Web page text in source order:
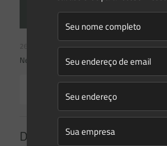
26/05/2026
Newsletter Saes Advogados | Ed. nº240
Deixe um comentário